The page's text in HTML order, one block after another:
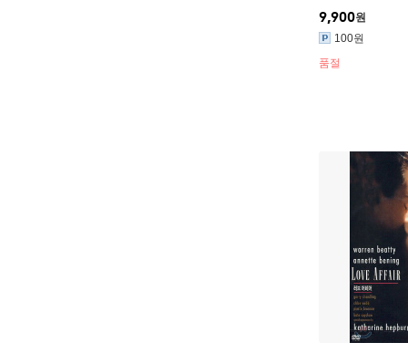
9,900원
100원
품절